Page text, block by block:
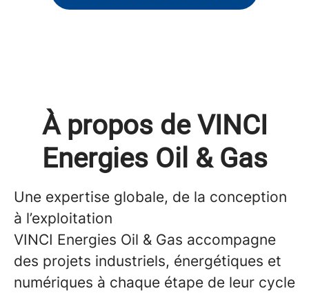
À propos de VINCI
Energies Oil & Gas
Une expertise globale, de la conception
à l’exploitation
VINCI Energies Oil & Gas accompagne
des projets industriels, énergétiques et
numériques à chaque étape de leur cycle